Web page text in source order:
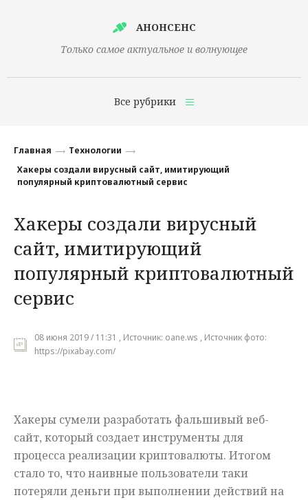
АНОНСЕНС
Только самое актуальное и волнующее
Все рубрики
Финансы
Наука
Культура
Общество
Политика
Происшествия
Главная
Технологии
Хакеры создали вирусный сайт, имитирующий
популярный криптовалютный сервис
Хакеры создали вирусный
сайт, имитирующий
популярный криптовалютный
сервис
08 июня 2019 / 11:31 , Источник: oane.ws , Источник фото:
https://pixabay.com/
Хакеры сумели разработать фальшивый веб-
сайт, который создает инструменты для
процесса реализации криптовалюты. Итогом
стало то, что наивные пользователи таки
потеряли деньги при выполнении действий на